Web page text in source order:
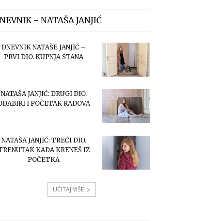
- NATAŠA JANJIĆ
DNEVNIK NATAŠE JANJIĆ –
PRVI DIO. KUPNJA STANA
NATAŠA JANJIĆ: DRUGI DIO.
I POČETAK RADOVA
NATAŠA JANJIĆ: TREĆI DIO.
KADA KRENEŠ IZ
POČETKA
UČITAJ VIŠE